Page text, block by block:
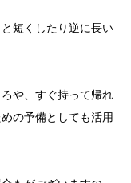
短くしたり逆に長い
や、すぐ持って帰れ
の予備としても活用